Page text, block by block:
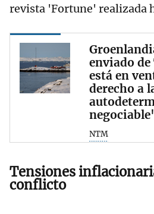
revista 'Fortune' realizada
enviado
está en
derecho a
NTM
Tensiones
conflicto